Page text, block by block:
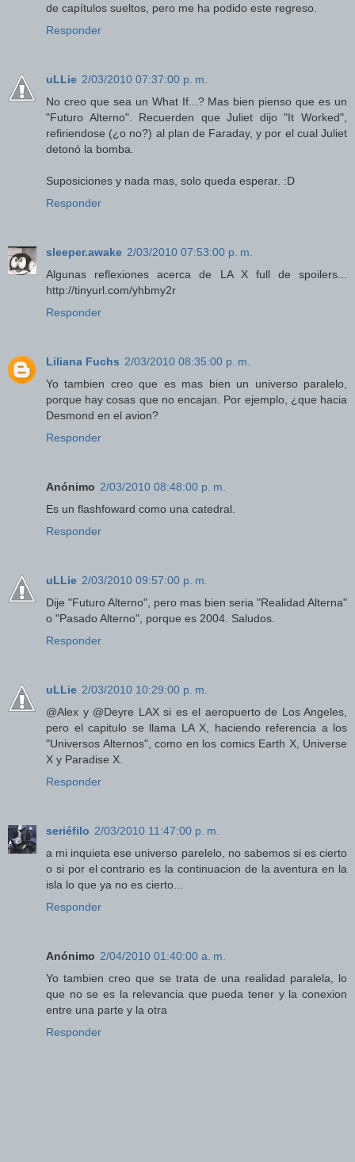
de capítulos sueltos, pero me ha podido este regreso.
Responder
uLLie 2/03/2010 07:37:00 p. m.
No creo que sea un What If...? Mas bien pienso que es un
"Futuro Alterno". Recuerden que Juliet dijo "It Worked",
refiriendose (¿o no?) al plan de Faraday, y por el cual Juliet
detonó la bomba.
Suposiciones y nada mas, solo queda esperar. :D
Responder
sleeper.awake 2/03/2010 07:53:00 p. m.
Algunas reflexiones acerca de LA X full de spoilers...
http://tinyurl.com/yhbmy2r
Responder
Liliana Fuchs 2/03/2010 08:35:00 p. m.
Yo tambien creo que es mas bien un universo paralelo,
porque hay cosas que no encajan. Por ejemplo, ¿que hacia
Desmond en el avion?
Responder
Anónimo 2/03/2010 08:48:00 p. m.
Es un flashfoward como una catedral.
Responder
uLLie 2/03/2010 09:57:00 p. m.
Dije "Futuro Alterno", pero mas bien seria "Realidad Alterna"
o "Pasado Alterno", porque es 2004. Saludos.
Responder
uLLie 2/03/2010 10:29:00 p. m.
@Alex y @Deyre LAX si es el aeropuerto de Los Angeles,
pero el capitulo se llama LA X, haciendo referencia a los
"Universos Alternos", como en los comics Earth X, Universe
X y Paradise X.
Responder
seriéfilo 2/03/2010 11:47:00 p. m.
a mi inquieta ese universo parelelo, no sabemos si es cierto
o si por el contrario es la continuacion de la aventura en la
isla lo que ya no es cierto...
Responder
Anónimo 2/04/2010 01:40:00 a. m.
Yo tambien creo que se trata de una realidad paralela, lo
que no se es la relevancia que pueda tener y la conexion
entre una parte y la otra
Responder